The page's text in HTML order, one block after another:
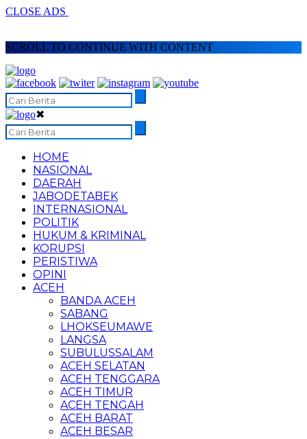
CLOSE ADS
SCROLL TO CONTINUE WITH CONTENT
✖
HOME
NASIONAL
DAERAH
JABODETABEK
INTERNASIONAL
POLITIK
HUKUM & KRIMINAL
KORUPSI
PERISTIWA
OPINI
ACEH
BANDA ACEH
SABANG
LHOKSEUMAWE
LANGSA
SUBULUSSALAM
ACEH SELATAN
ACEH TENGGARA
ACEH TIMUR
ACEH TENGAH
ACEH BARAT
ACEH BESAR